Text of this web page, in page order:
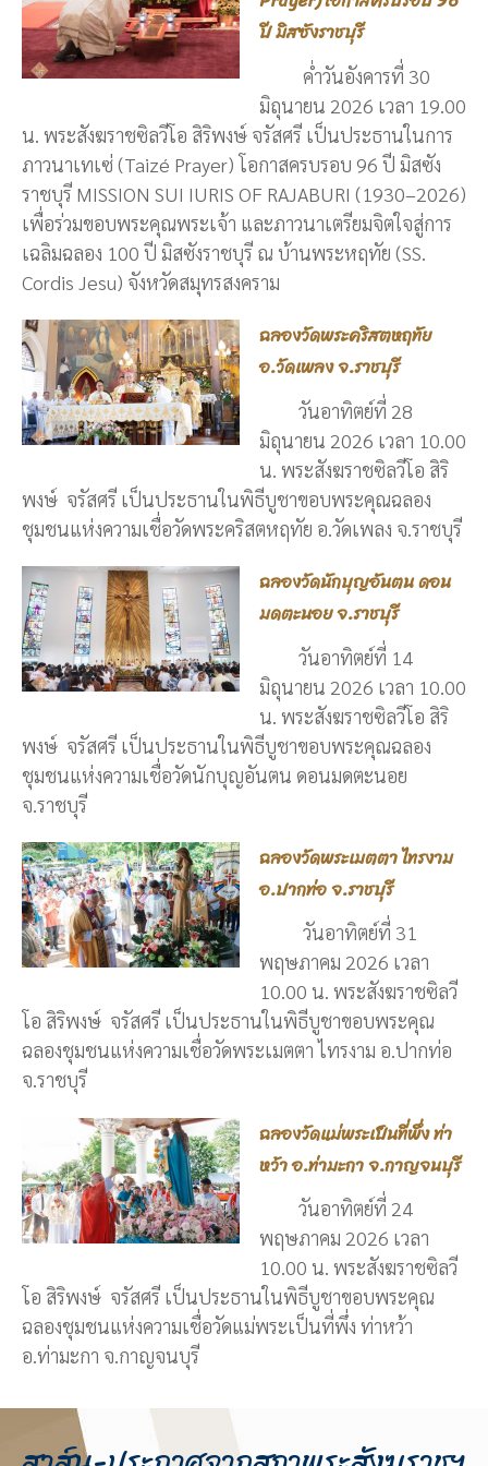
ปี มิสซังราชบุรี
ค่ำวันอังคารที่ 30
มิถุนายน 2026 เวลา 19.00
น. พระสังฆราชซิลวีโอ สิริพงษ์ จรัสศรี เป็นประธานในการ
ภาวนาเทเซ่ (Taizé Prayer) โอกาสครบรอบ 96 ปี มิสซัง
ราชบุรี MISSION SUI IURIS OF RAJABURI (1930–2026)
เพื่อร่วมขอบพระคุณพระเจ้า และภาวนาเตรียมจิตใจสู่การ
เฉลิมฉลอง 100 ปี มิสซังราชบุรี ณ บ้านพระหฤทัย (SS.
Cordis Jesu) จังหวัดสมุทรสงคราม
ฉลองวัดพระคริสตหฤทัย
อ.วัดเพลง จ.ราชบุรี
วันอาทิตย์ที่ 28
มิถุนายน 2026 เวลา 10.00
น. พระสังฆราชซิลวีโอ สิริ
พงษ์ จรัสศรี เป็นประธานในพิธีบูชาขอบพระคุณฉลอง
ชุมชนแห่งความเชื่อวัดพระคริสตหฤทัย อ.วัดเพลง จ.ราชบุรี
ฉลองวัดนักบุญอันตน ดอน
มดตะนอย จ.ราชบุรี
วันอาทิตย์ที่ 14
มิถุนายน 2026 เวลา 10.00
น. พระสังฆราชซิลวีโอ สิริ
พงษ์ จรัสศรี เป็นประธานในพิธีบูชาขอบพระคุณฉลอง
ชุมชนแห่งความเชื่อวัดนักบุญอันตน ดอนมดตะนอย
จ.ราชบุรี
ฉลองวัดพระเมตตา ไทรงาม
อ.ปากท่อ จ.ราชบุรี
วันอาทิตย์ที่ 31
พฤษภาคม 2026 เวลา
10.00 น. พระสังฆราชซิลวี
โอ สิริพงษ์ จรัสศรี เป็นประธานในพิธีบูชาขอบพระคุณ
ฉลองชุมชนแห่งความเชื่อวัดพระเมตตา ไทรงาม อ.ปากท่อ
จ.ราชบุรี
ฉลองวัดแม่พระเป็นที่พึ่ง ท่า
หว้า อ.ท่ามะกา จ.กาญจนบุรี
วันอาทิตย์ที่ 24
พฤษภาคม 2026 เวลา
10.00 น. พระสังฆราชซิลวี
โอ สิริพงษ์ จรัสศรี เป็นประธานในพิธีบูชาขอบพระคุณ
ฉลองชุมชนแห่งความเชื่อวัดแม่พระเป็นที่พึ่ง ท่าหว้า
อ.ท่ามะกา จ.กาญจนบุรี